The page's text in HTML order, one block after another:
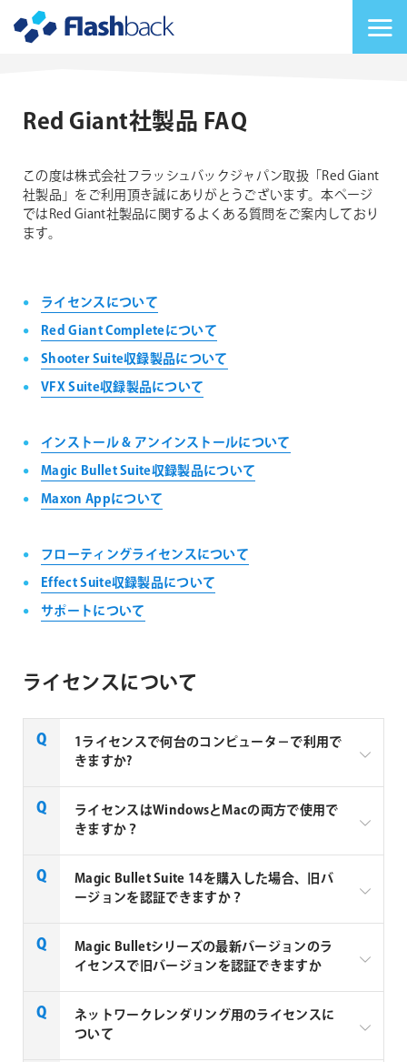
Red Giant社製品 FAQ
この度は株式会社フラッシュバックジャパン取扱「Red Giant
社製品」をご利用頂き誠にありがとうございます。本ページ
ではRed Giant社製品に関するよくある質問をご案内しており
ます。
ライセンスについて
Red Giant Completeについて
Shooter Suite収録製品について
VFX Suite収録製品について
インストール & アンインストールについて
Magic Bullet Suite収録製品について
Maxon Appについて
フローティングライセンスについて
Effect Suite収録製品について
サポートについて
ライセンスについて
1ライセンスで何台のコンピュータ－で利用で
きますか?
インストールは、1ライセンスにつき、2台のコンピュ
ーター(デスクトップ、ノートパソコン、OSの組み合
することは許可されておりません。例えば2台のコン
ピューターで同時に利用(ライセンス認証)する場合は
2ライセンス必要になります。
My Maxonアカウントのライセンス形態では1ライセ
ンスにつき、1台までの認証となります。
ライセンスはWindowsとMacの両方で使用で
きますか？
Red Giant社製品のライセンスは、Windows と Mac 共
通で使用できるハイブリッド仕様です。
Magic Bullet Suite 14を購入した場合、旧バ
ージョンを認証できますか？
Magic Bullet Suite 14 からライセンス形態がシリアル
No.からMyMaxon IDへの付与に代わり、これに伴い
v13をインストールしたい場合は以下のURLよりイン
ストーラーをダウンロードしてインストールしてくだ
Magic Bulletシリーズの最新バージョンのラ
イセンスで旧バージョンを認証できますか
Magic Bullet シリーズの最新バージョンのライセンス
で一部の旧バージョンを認証できます。各製品により
ネットワークレンダリング用のライセンスに
ついて